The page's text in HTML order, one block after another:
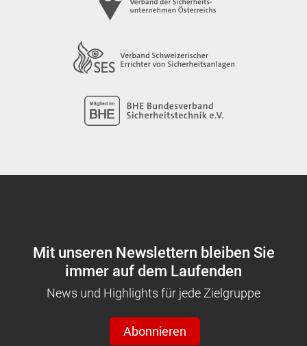
Mit unseren Newslettern bleiben Sie
immer auf dem Laufenden
News und Highlights für jede Zielgruppe
Abonnieren